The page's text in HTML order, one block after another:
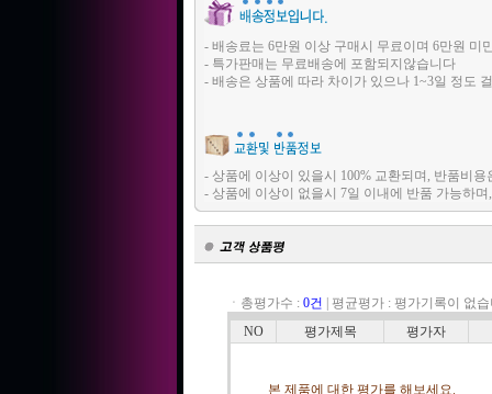
- 배송료는 6만원 이상 구매시 무료이며 6만원 미
- 특가판매는 무료배송에 포함되지않습니다
- 배송은 상품에 따라 차이가 있으나 1~3일 정도
- 상품에 이상이 있을시 100% 교환되며, 반품비
- 상품에 이상이 없을시 7일 이내에 반품 가능하
ㆍ총평가수 : 0건 평균평가 : 평가기록이 없
NO
평가제목 평가자
본 제품에 대한 평가를 해보세요.